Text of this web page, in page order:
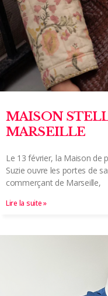
MAISON
MARSEILLE
Le 13 février, la Maison de
Suzie ouvre les portes de
commerçant de Marseille,
Lire la suite »